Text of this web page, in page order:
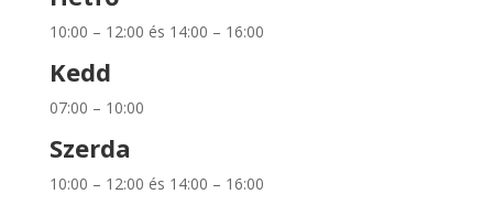
10:00 – 12:00 és 14:00 – 16:00
Kedd
07:00 – 10:00
Szerda
10:00 – 12:00 és 14:00 – 16:00